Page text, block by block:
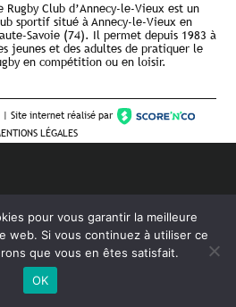
Rugby Club d’Annecy-le-Vieux est un
sportif situé à Annecy-le-Vieux en
Savoie (74). Il permet depuis 1983 à
jeunes et des adultes de pratiquer le
en compétition ou en loisir.
| Site internet réalisé par
LÉGALES
pour vous garantir la meilleure
web. Si vous continuez à utiliser ce
que vous en êtes satisfait.
OK